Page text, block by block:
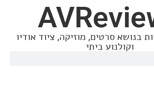
מוזיקה, ציוד אודיו
ביתי